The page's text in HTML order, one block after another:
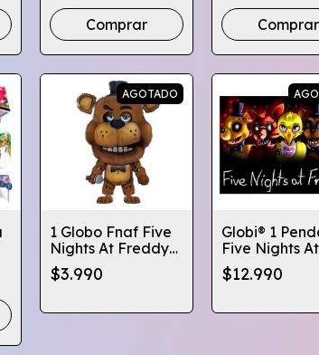
Comprar Comprar
AGOTADO
1 Globo Fnaf Five
Nights At Freddys
Cumpleaños
Globifiesta
$3.990
Globi® 1
Five Nights At
Freddy's Fnaf
Cotillon
$12.990